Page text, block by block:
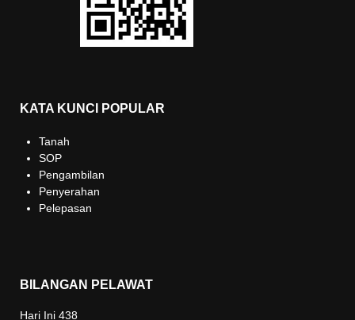
KATA KUNCI POPULAR
Tanah
SOP
Pengambilan
Penyerahan
Pelepasan
BILANGAN PELAWAT
Hari Ini 438